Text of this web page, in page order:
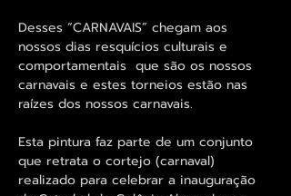
Desses “CARNAVAIS” chegam aos
nossos dias resquícios culturais e
comportamentais que são os nossos
carnavais e estes torneios estão nas
raízes dos nossos carnavais.
Esta pintura faz parte de um conjunto
que retrata o cortejo (carnaval)
realizado para celebrar a inauguração